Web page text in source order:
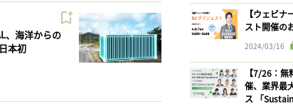
、海洋からの
本初
【ウェビ
スト開催の
2024/03/16
【7/26：
催、業界最
ス 「